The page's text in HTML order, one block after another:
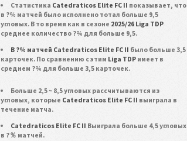
Статистика Catedraticos Elite FC II показывает, что
в ?% матчей было исполнено тотал больше 9,5
угловых. В то время как в сезоне 2025/26 Liga TDP
среднее количество ?% для больше 9,5.
В ?% матчей Catedraticos Elite FC II было больше 3,5
карточек. По сравнению с этим Liga TDP имеет в
среднем ?% для больше 3,5 карточек.
Больше 2,5 ~ 8,5 угловых рассчитываются из
угловых, которые Catedraticos Elite FC II выиграла в
течение матча.
Catedraticos Elite FC II Выиграла больше 4,5 угловых
в ?％ матчей.